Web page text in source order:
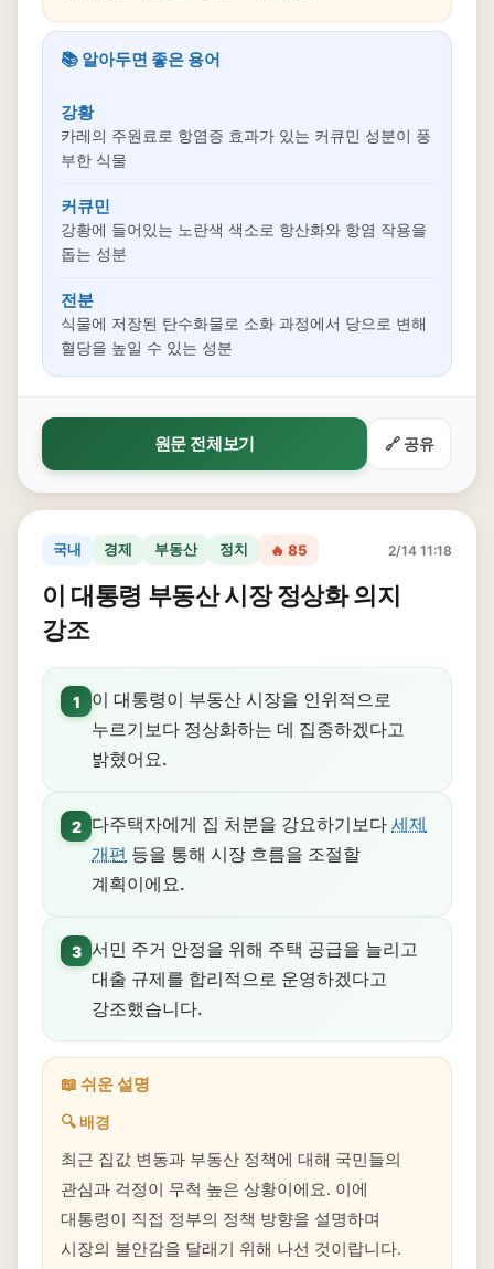
📚 알아두면 좋은 용어
강황
카레의 주원료로 항염증 효과가 있는 커큐민 성분이 풍
부한 식물
커큐민
강황에 들어있는 노란색 색소로 항산화와 항염 작용을
돕는 성분
전분
식물에 저장된 탄수화물로 소화 과정에서 당으로 변해
혈당을 높일 수 있는 성분
원문 전체보기 🔗 공유
국내 경제 부동산 정치 🔥 85 2/14 11:18
이 대통령 부동산 시장 정상화 의지
강조
1
이 대통령이 부동산 시장을 인위적으로
누르기보다 정상화하는 데 집중하겠다고
밝혔어요.
2 다주택자에게 집 처분을 강요하기보다 세제
개편 등을 통해 시장 흐름을 조절할
계획이에요.
3 서민 주거 안정을 위해 주택 공급을 늘리고
대출 규제를 합리적으로 운영하겠다고
강조했습니다.
📖 쉬운 설명
🔍 배경
최근 집값 변동과 부동산 정책에 대해 국민들의
관심과 걱정이 무척 높은 상황이에요. 이에
대통령이 직접 정부의 정책 방향을 설명하며
시장의 불안감을 달래기 위해 나선 것이랍니다.